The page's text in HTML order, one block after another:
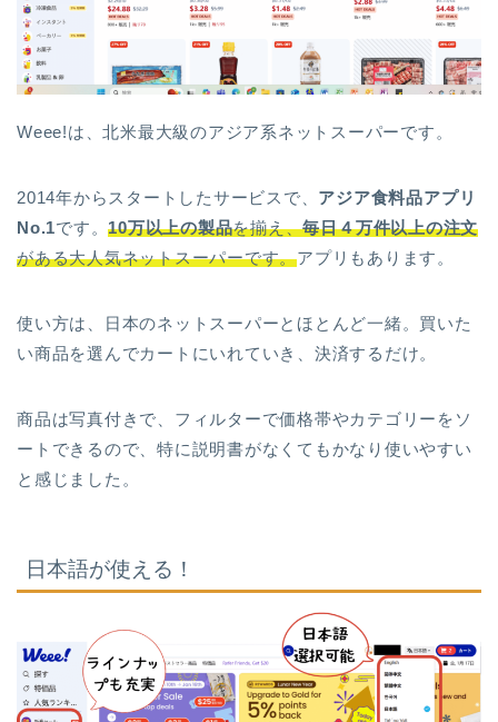
Weee!は、北米最大級のアジア系ネットスーパーです。
2014年からスタートしたサービスで、 アジア食料品アプリ
No.1です。10万以上の製品を揃え、毎日４万件以上の注文
がある大人気ネットスーパーです。アプリもあります。
使い方は、日本のネットスーパーとほとんど一緒。買いた
い商品を選んでカートにいれていき、決済するだけ。
商品は写真付きで、フィルターで価格帯やカテゴリーをソ
ートできるので、特に説明書がなくてもかなり使いやすい
と感じました。
日本語が使える！